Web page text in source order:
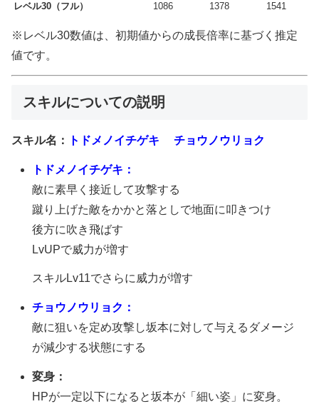
レベル30（フル）
1086 1378 1541
※レベル30数値は、初期値からの成長倍率に基づく推定
値です。
スキルについての説明
スキル名： トドメノイチゲキ チョウノウリョク
トドメノイチゲキ：
敵に素早く接近して攻撃する
蹴り上げた敵をかかと落としで地面に叩きつけ
後方に吹き飛ばす
LvUPで威力が増す
スキルLv11でさらに威力が増す
チョウノウリョク：
敵に狙いを定め攻撃し坂本に対して与えるダメージ
が減少する状態にする
変身：
HPが一定以下になると坂本が「細い姿」に変身。